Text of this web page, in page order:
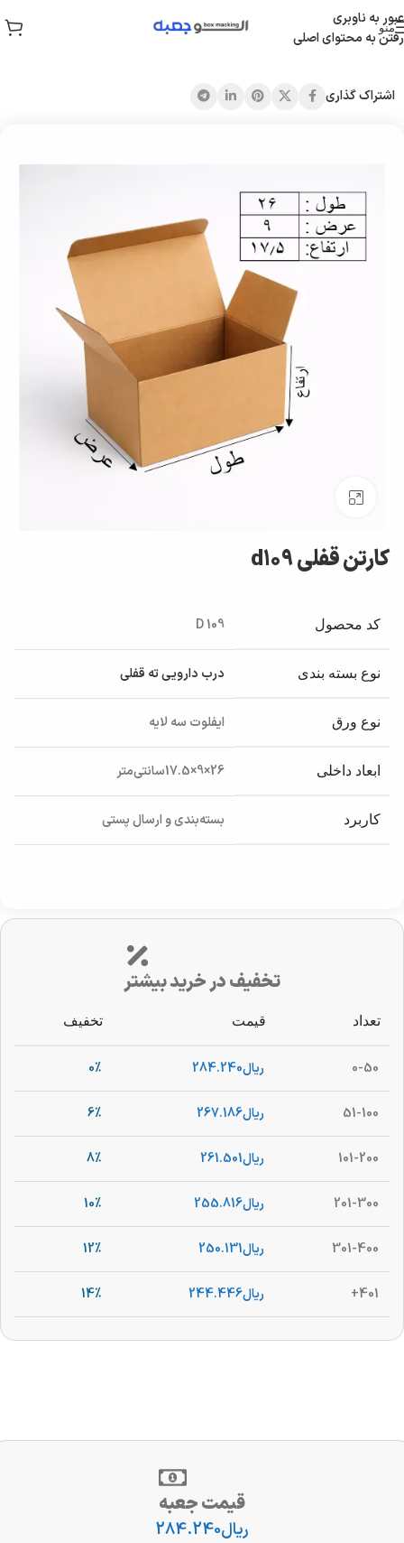
عبور به ناوبری
رفتن به محتوای اصلی
منو
خانه/همه محصولات
اشتراک گذاری
کارتن قفلی d109
کد محصول D 109
نوع بسته بندی درب دارویی ته قفلی
نوع ورق ایفلوت سه لایه
ابعاد داخلی 26×9×17.5سانتی‌متر
کاربرد بسته‌بندی و ارسال پستی
تخفیف در خرید بیشتر
تعداد قیمت تخفیف
0-50 ریال284.240
0%
51-100 ریال267.186
6%
101-200 ریال261.501
8%
201-300 ریال255.816
10%
301-400 ریال250.131
12%
401+ ریال244.446
14%
قیمت جعبه
ریال284.240